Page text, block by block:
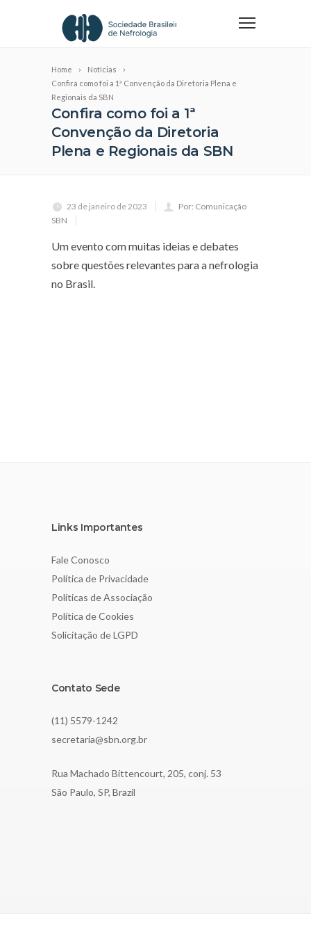
Home
Notícias
Confira como foi a 1ª Convenção da Diretoria Plena e
Regionais da SBN
Confira como foi a 1ª
Convenção da Diretoria
Plena e Regionais da SBN
23 de janeiro de 2023
Por: Comunicação
SBN
Um evento com muitas ideias e debates
sobre questões relevantes para a nefrologia
no Brasil.
Links Importantes
Fale Conosco
Política de Privacidade
Políticas de Associação
Política de Cookies
Solicitação de LGPD
Contato Sede
(11) 5579-1242
secretaria@sbn.org.br
Rua Machado Bittencourt, 205, conj. 53
São Paulo, SP, Brazil